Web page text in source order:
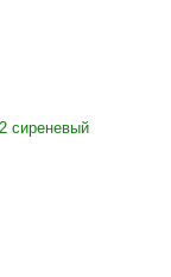
сиреневый